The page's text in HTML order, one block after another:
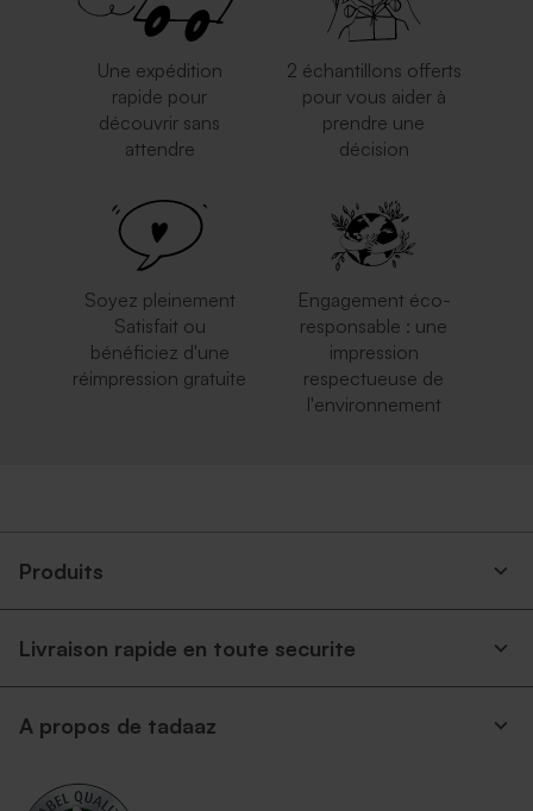
Une expédition
rapide pour
découvrir sans
attendre
2 échantillons offerts
pour vous aider à
prendre une
décision
Soyez pleinement
Satisfait ou
bénéficiez d'une
réimpression gratuite
Engagement éco-
responsable : une
impression
respectueuse de
l'environnement
Produits
Livraison rapide en toute securite
A propos de tadaaz